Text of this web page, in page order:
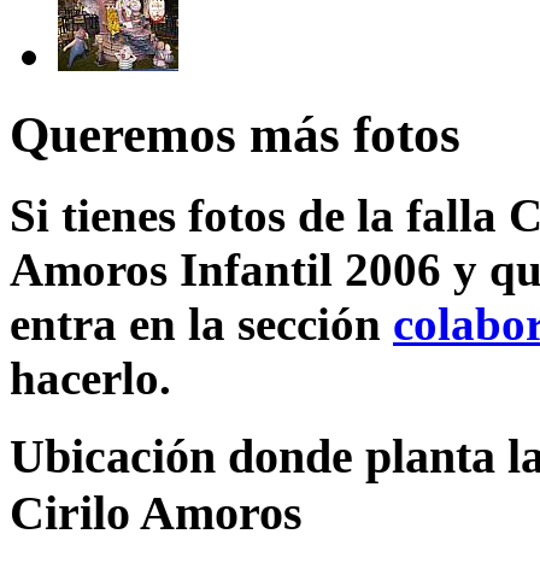
Queremos más fotos
Si tienes fotos de la falla
Amoros Infantil 2006 y
entra en la sección
hacerlo.
Ubicación donde planta
Cirilo Amoros